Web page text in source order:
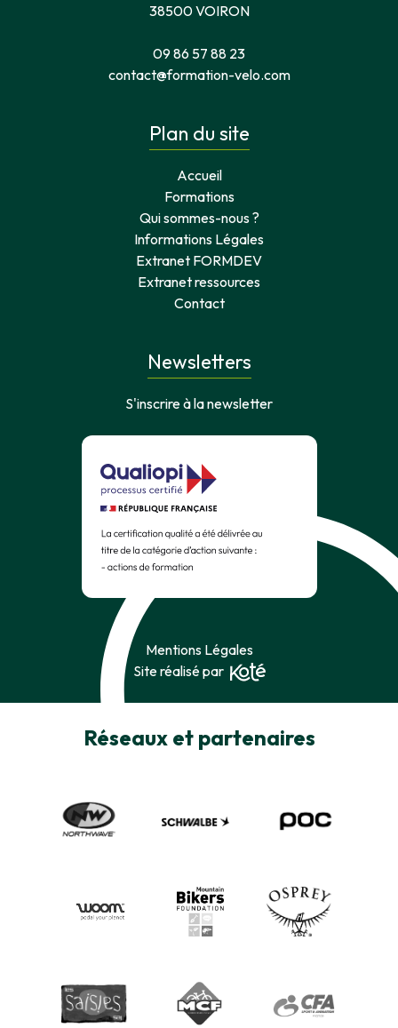
38500 VOIRON
09 86 57 88 23
contact@formation-velo.com
Plan du site
Accueil
Formations
Qui sommes-nous ?
Informations Légales
Extranet FORMDEV
Extranet ressources
Contact
Newsletters
S'inscrire à la newsletter
Mentions Légales
Site réalisé par
Réseaux et partenaires